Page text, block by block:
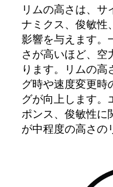
日本語
リムの高さは、サ
ナミクス、俊敏性
影響を与えます。
さが高いほど、空
ります。リムの
グ時や速度変更時
グが向上します。
ポンス、俊敏性に
が中程度の高さの